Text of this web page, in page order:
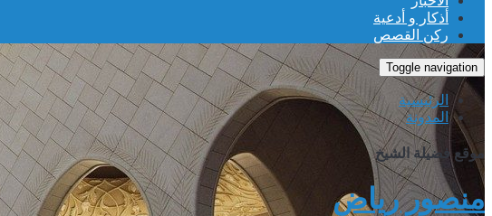
أذكار و أدعية
ركن القصص
Toggle navigation
الرئيسية
المدونة
موقع فضيلة الشيخ
منصور رياض